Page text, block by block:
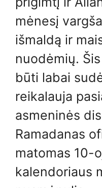
mėnesį
išmaldą ir
nuodėmių.
būti labai
reikalauja
asmeninės
Ramadanas
matomas 10-
kalendoriaus